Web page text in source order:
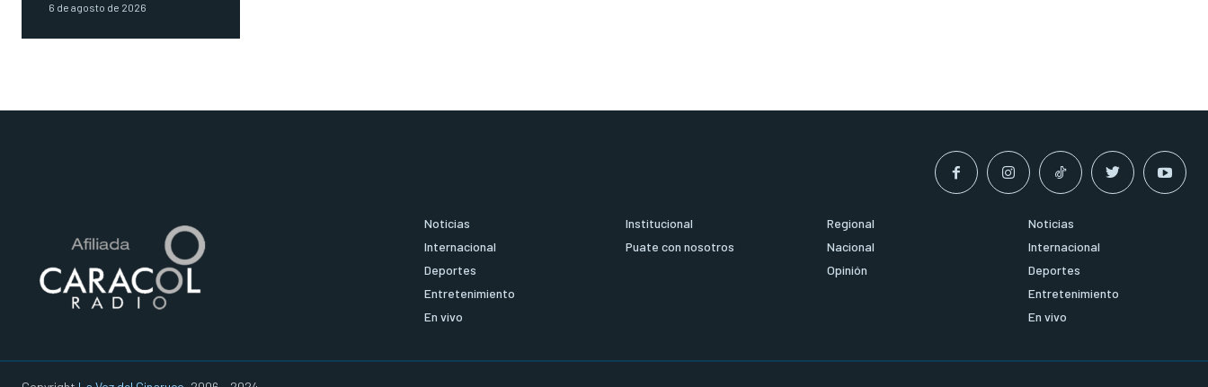
6 de agosto de 2026
Noticias
Internacional
Deportes
Entretenimiento
En vivo
Institucional
Puate con nosotros
Regional
Nacional
Opinión
Noticias
Internacional
Deportes
Entretenimiento
En vivo